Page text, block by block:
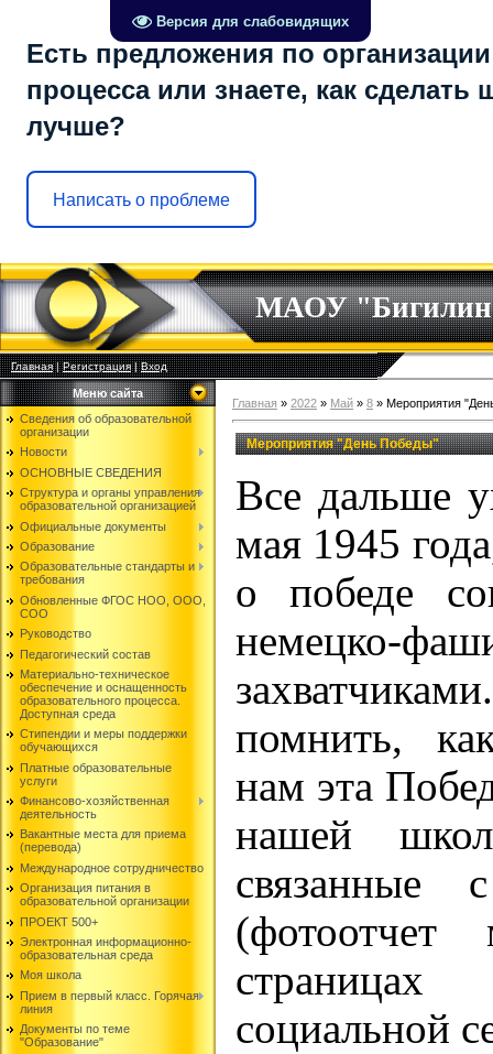
Версия для слабовидящих
Есть предложения по
процесса или знаете, как сделать
лучше?
Написать о проблеме
МАОУ
Главная|Регистрация|Вход
Меню сайта
Сведения об образовательной
организации
Новости
ОСНОВНЫЕ СВЕДЕНИЯ
Структура и органы управления
образовательной организацией
Официальные документы
Образование
Образовательные стандарты и
требования
Обновленные ФГОС НОО, ООО,
СОО
Руководство
Педагогический состав
Материально-техническое
обеспечение и оснащенность
образовательного процесса.
Доступная среда
Стипендии и меры поддержки
обучающихся
Платные образовательные
услуги
Финансово-хозяйственная
деятельность
Вакантные места для приема
(перевода)
Международное сотрудничество
Организация питания в
образовательной организации
ПРОЕКТ 500+
Электронная информационно-
образовательная среда
Моя школа
Прием в первый класс. Горячая
линия
Документы по теме
"Образование"
Главная » 2022 » Май » 8 » Мероприятия
Мероприятия "День Победы"
Все дальше
мая 1945
о победе
немецко-
помнить,
нам эта
нашей
связанные
социальной